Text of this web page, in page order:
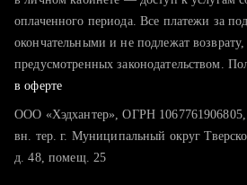
оплаченного периода. Все платежи за
окончательными и не подлежат возврату,
предусмотренных законодательством.
в оферте
ООО «Хэдхантер», ОГРН 1067761906805,
вн. тер. г. Муниципальный округ
д. 48, помещ. 25